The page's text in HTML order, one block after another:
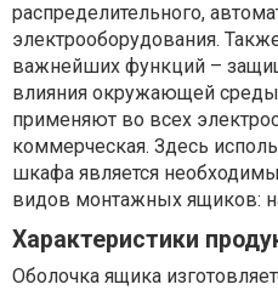
распределительного,
электрооборудования.
важнейших функций –
влияния окружающей
применяют во всех
коммерческая. Здесь
шкафа является
видов монтажных ящиков:
Характеристики
Оболочка ящика